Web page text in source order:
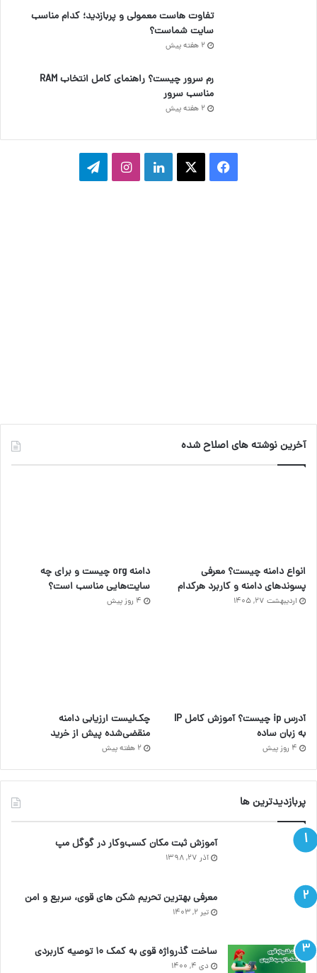
تفاوت هاست معمولی و پربازدید؛ کدام مناسب
سایت شماست؟
2 هفته پیش
رم سرور چیست؟ راهنمای کامل انتخاب RAM
مناسب سرور
2 هفته پیش
م
آخرین نوشته های اصلاح شده
انواع دامنه چیست؟ معرفی
پسوندهای دامنه و کاربرد هرکدام
اردیبهشت ۲۷, ۱۴۰۵
دامنه org چیست و برای چه
سایت‌هایی مناسب است؟
4 روز پیش
آدرس ip چیست؟ آموزش کامل IP
به زبان ساده
4 روز پیش
چک‌لیست ارزیابی دامنه
منقضی‌شده پیش از خرید
2 هفته پیش
پربازدیدترین ها
آموزش ثبت مکان کسب‌وکار در گوگل مپ
آذر ۲۷, ۱۳۹۸
معرفی بهترین تحریم شکن های قوی، سریع و امن
تیر ۲, ۱۴۰۳
ساخت گذرواژه قوی به کمک ۱۰ توصیه کاربردی
دی ۴, ۱۴۰۰